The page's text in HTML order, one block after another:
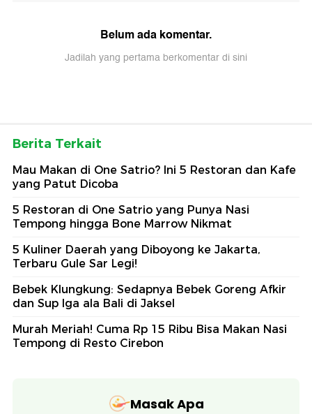
Belum ada komentar.
Jadilah yang pertama berkomentar di sini
Berita Terkait
Mau Makan di One Satrio? Ini 5 Restoran dan Kafe
yang Patut Dicoba
5 Restoran di One Satrio yang Punya Nasi
Tempong hingga Bone Marrow Nikmat
5 Kuliner Daerah yang Diboyong ke Jakarta,
Terbaru Gule Sar Legi!
Bebek Klungkung: Sedapnya Bebek Goreng Afkir
dan Sup Iga ala Bali di Jaksel
Murah Meriah! Cuma Rp 15 Ribu Bisa Makan Nasi
Tempong di Resto Cirebon
Masak Apa